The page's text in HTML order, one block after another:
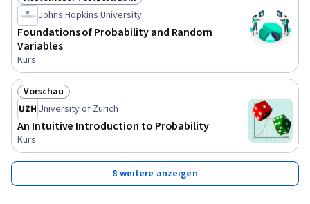
Status: Kostenloser Testzeitraum
Johns Hopkins University
Foundations of Probability and Random
Variables
Kurs
Status: Vorschau
Vorschau
University of Zurich
An Intuitive Introduction to Probability
Kurs
8 weitere anzeigen